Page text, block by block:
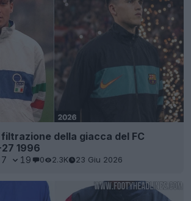
della giacca del FC
1996
7 19 0 2.3K 23 Giu 2026